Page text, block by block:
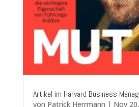
Artikel im Harvard Business
von Patrick Herrmann | Nov